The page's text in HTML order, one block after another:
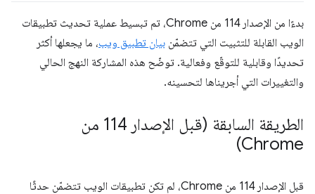
بدءًا من الإصدار 114 من Chrome، تم تبسيط عملية تحديث تطبيقات
الويب القابلة للتثبيت التي تتضمّن بيان تطبيق ويب، ما يجعلها أكثر
تحديدًا وقابلية للتوقّع وفعالية. توضّح هذه المشاركة النهج الحالي
والتغييرات التي أجريناها لتحسينه.
الطريقة السابقة (قبل الإصدار 114 من
Chrome)
قبل الإصدار 114 من Chrome، لم تكن تطبيقات الويب تتضمّن حدثًا